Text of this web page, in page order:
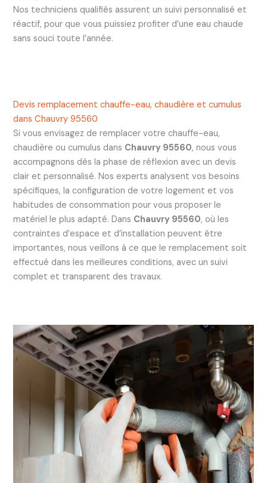
Nos techniciens qualifiés assurent un suivi personnalisé et
réactif, pour que vous puissiez profiter d’une eau chaude
sans souci toute l’année.
Devis remplacement chauffe-eau, chaudière et cumulus
dans Chauvry 95560
Si vous envisagez de remplacer votre chauffe-eau,
chaudière ou cumulus dans Chauvry 95560, nous vous
accompagnons dès la phase de réflexion avec un devis
clair et personnalisé. Nos experts analysent vos besoins
spécifiques, la configuration de votre logement et vos
habitudes de consommation pour vous proposer le
matériel le plus adapté. Dans Chauvry 95560, où les
contraintes d’espace et d’installation peuvent être
importantes, nous veillons à ce que le remplacement soit
effectué dans les meilleures conditions, avec un suivi
complet et transparent des travaux.